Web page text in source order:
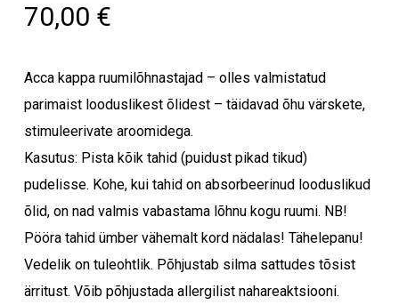
70,00 €
Acca kappa ruumilõhnastajad – olles valmistatud
parimaist looduslikest õlidest – täidavad õhu värskete,
stimuleerivate aroomidega.
Kasutus: Pista kõik tahid (puidust pikad tikud)
pudelisse. Kohe, kui tahid on absorbeerinud looduslikud
õlid, on nad valmis vabastama lõhnu kogu ruumi. NB!
Pööra tahid ümber vähemalt kord nädalas! Tähelepanu!
Vedelik on tuleohtlik. Põhjustab silma sattudes tõsist
ärritust. Võib põhjustada allergilist nahareaktsiooni.